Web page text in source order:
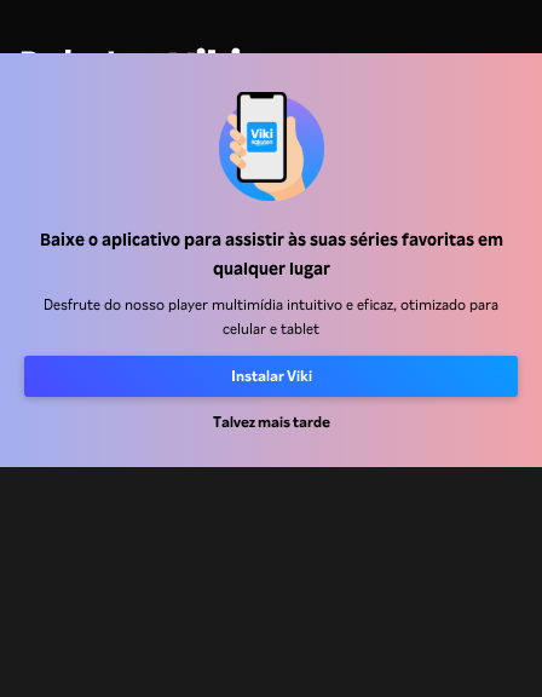
Baixe o aplicativo para assistir às suas séries favoritas em
qualquer lugar
Desfrute do nosso player multimídia intuitivo e eficaz, otimizado para
celular e tablet
Instalar Viki
Talvez mais tarde
Central de ajuda
Central de imprensa
Termos de uso